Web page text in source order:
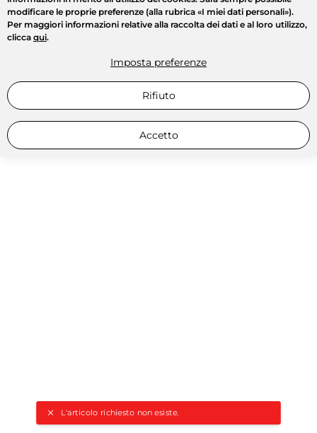
L'articolo richiesto non esiste.
modificare le proprie preferenze (alla rubrica «I miei dati personali»).
Per maggiori informazioni relative alla raccolta dei dati e al loro utilizzo,
clicca qui.
Imposta preferenze
Rifiuto
Accetto